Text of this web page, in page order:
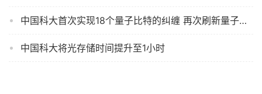
中国科大首次实现18个量子比特的纠缠 再次刷新量子纠缠世界记录
中国科大将光存储时间提升至1小时